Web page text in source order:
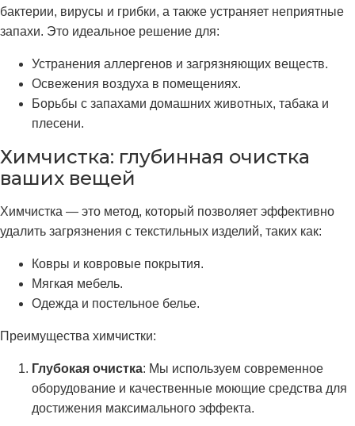
бактерии, вирусы и грибки, а также устраняет неприятные
запахи. Это идеальное решение для:
Устранения аллергенов и загрязняющих веществ.
Освежения воздуха в помещениях.
Борьбы с запахами домашних животных, табака и
плесени.
Химчистка: глубинная очистка
ваших вещей
Химчистка — это метод, который позволяет эффективно
удалить загрязнения с текстильных изделий, таких как:
Ковры и ковровые покрытия.
Мягкая мебель.
Одежда и постельное белье.
Преимущества химчистки:
Глубокая очистка: Мы используем современное
оборудование и качественные моющие средства для
достижения максимального эффекта.